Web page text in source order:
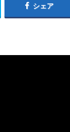
シェア